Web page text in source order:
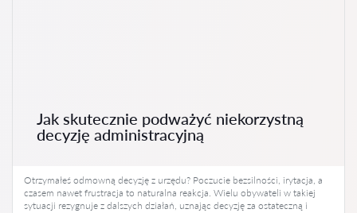
Jak skutecznie podważyć niekorzystną
decyzję administracyjną
Otrzymałeś odmowną decyzję z urzędu? Poczucie bezsilności, irytacja, a
czasem nawet frustracja to naturalna reakcja. Wielu obywateli w takiej
sytuacji rezygnuje z dalszych działań, uznając decyzję za ostateczną i